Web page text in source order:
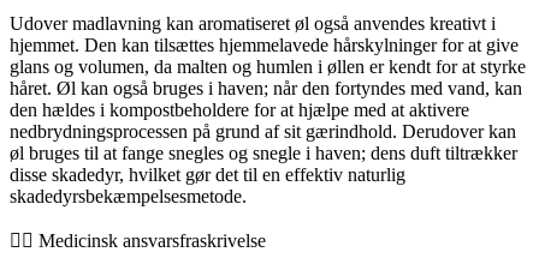
Udover madlavning kan aromatiseret øl også anvendes kreativt i
hjemmet. Den kan tilsættes hjemmelavede hårskylninger for at give
glans og volumen, da malten og humlen i øllen er kendt for at styrke
håret. Øl kan også bruges i haven; når den fortyndes med vand, kan
den hældes i kompostbeholdere for at hjælpe med at aktivere
nedbrydningsprocessen på grund af sit gærindhold. Derudover kan
øl bruges til at fange snegles og snegle i haven; dens duft tiltrækker
disse skadedyr, hvilket gør det til en effektiv naturlig
skadedyrsbekæmpelsesmetode.
👨‍⚕️️ Medicinsk ansvarsfraskrivelse